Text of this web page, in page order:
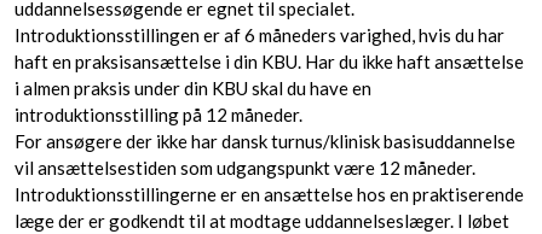
uddannelsessøgende er egnet til specialet.
Introduktionsstillingen er af 6 måneders varighed, hvis du har
haft en praksisansættelse i din KBU. Har du ikke haft ansættelse
i almen praksis under din KBU skal du have en
introduktionsstilling på 12 måneder.
For ansøgere der ikke har dansk turnus/klinisk basisuddannelse
vil ansættelsestiden som udgangspunkt være 12 måneder.
​Introduktionsstillingerne er en ansættelse hos en praktiserende
læge der er godkendt til at modtage uddannelseslæger. I løbet